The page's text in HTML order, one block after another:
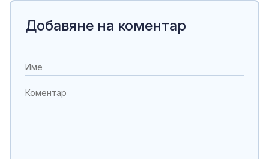
Добавяне на коментар